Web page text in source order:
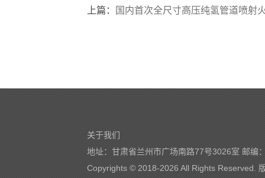
上篇： 国内首次全尺寸高压纯氢管道喷射
关于我们
地址：甘肃省兰州市广场南路77号3026室 邮编
Copyrights © 2018-2026 All Rights Reserved.